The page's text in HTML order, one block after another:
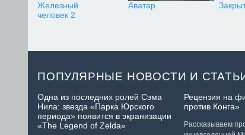
Железный
человек 2
Аватар
ПОПУЛЯРНЫЕ НОВОСТИ И
Одна из последних ролей Сэма
Нила: звезда «Парка Юрского
периода» появится в экранизации
«The Legend of Zelda»
Рецензия на
против Конга»
Рассказываем